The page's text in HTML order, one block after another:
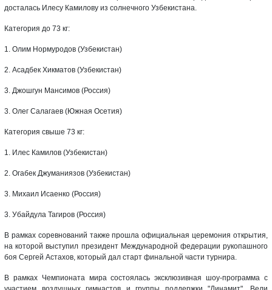
досталась Илесу Камилову из солнечного Узбекистана.
Категория до 73 кг:
1. Олим Нормуродов (Узбекистан)
2. Асадбек Хикматов (Узбекистан)
3. Джошгун Мансимов (Россия)
3. Олег Салагаев (Южная Осетия)
Категория свыше 73 кг:
1. Илес Камилов (Узбекистан)
2. Огабек Джуманиязов (Узбекистан)
3. Михаил Исаенко (Россия)
3. Убайдула Тагиров (Россия)
В рамках соревнований также прошла официальная церемония открытия,
на которой выступил президент Международной федерации рукопашного
боя Сергей Астахов, который дал старт финальной части турнира.
В рамках Чемпионата мира состоялась эксклюзивная шоу-программа с